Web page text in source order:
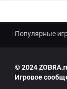
Популярные
© 2024
Игровое